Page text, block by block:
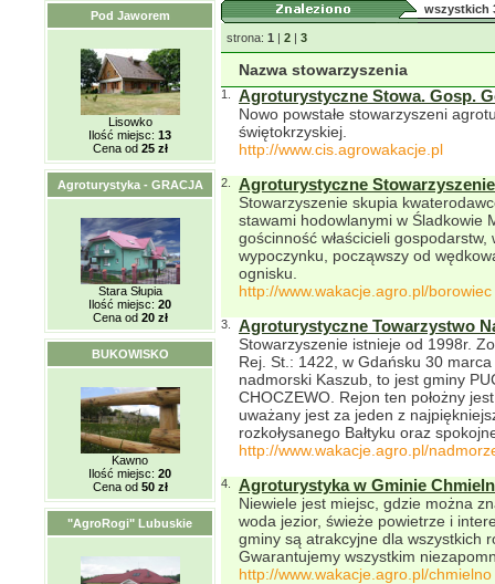
Pod Jaworem
Lisowko
Ilość miejsc: 13
Cena od 25 zł
Agroturystyka - GRACJA
Stara Słupia
Ilość miejsc: 20
Cena od 20 zł
BUKOWISKO
Kawno
Ilość miejsc: 20
Cena od 50 zł
"AgroRogi" Lubuskie
wszystkich
strona: 1 | 2 | 3
Nazwa stowarzyszenia
1.
Agroturystyczne Stowa. Gosp.
Nowo powstałe stowarzyszeni
świętokrzyskiej.
http://www.cis.agrowakacje.pl
2.
Agroturystyczne
Stowarzyszenie skupia
stawami hodowlanymi w Śladkowie
gościnność właścicieli
wypoczynku, począwszy od
ognisku.
http://www.wakacje.agro.pl/borowiec
3.
Agroturystyczne Towarzystwo
Stowarzyszenie istnieje od 1998r.
Rej. St.: 1422, w Gdańsku 30
nadmorski Kaszub, to jest gminy
CHOCZEWO. Rejon ten położny
uważany jest za jeden z
rozkołysanego Bałtyku oraz
http://www.wakacje.agro.pl/
4.
Agroturystyka w Gminie
Niewiele jest miejsc, gdzie można
woda jezior, świeże powietrze i
gminy są atrakcyjne dla wszystkich
Gwarantujemy wszystkim
http://www.wakacje.agro.pl/chmielno